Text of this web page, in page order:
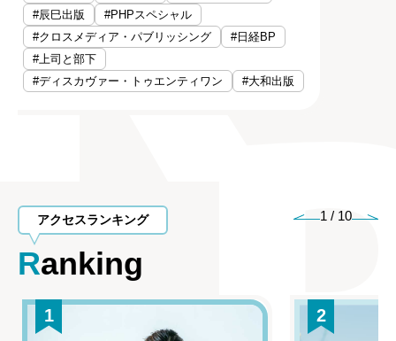
#辰巳出版
#PHPスペシャル
#クロスメディア・パブリッシング
#日経BP
#上司と部下
#ディスカヴァー・トゥエンティワン
#大和出版
アクセスランキング
Ranking
1 / 10
1 2